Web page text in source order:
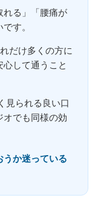
れる」「腰痛が
す。
だけ多くの方に
して通うこと
見られる良い口
オでも同様の効
か迷っている